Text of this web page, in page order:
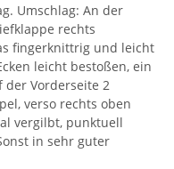
Umschlag: An der
rechts
fingerknittrig und leicht
leicht bestoßen, ein
der Vorderseite 2
verso rechts oben
vergilbt, punktuell
in sehr guter